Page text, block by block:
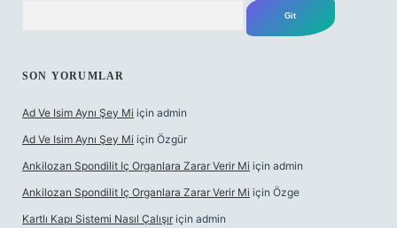
SON YORUMLAR
Ad Ve Isim Aynı Şey Mi için admin
Ad Ve Isim Aynı Şey Mi için Özgür
Ankilozan Spondilit Iç Organlara Zarar Verir Mi için admin
Ankilozan Spondilit Iç Organlara Zarar Verir Mi için Özge
Kartlı Kapı Sistemi Nasıl Çalışır için admin